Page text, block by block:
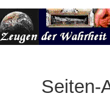
Seiten-